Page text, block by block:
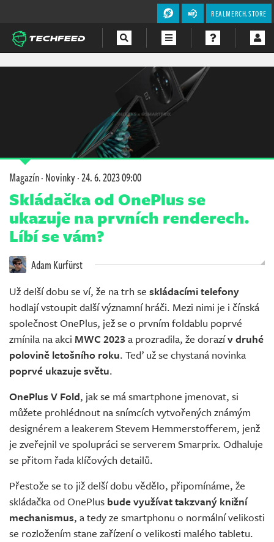
REALMERCH.STORE
Magazín·Novinky·24. 6. 2023 09:00
Skládačka od OnePlus se
ukazuje na prvních renderech.
Líbí se vám?
Adam Kurfürst
Už delší dobu se ví, že na trh se skládacími telefony
hodlají vstoupit další významní hráči. Mezi nimi je i čínská
společnost OnePlus, jež se o prvním foldablu poprvé
zmínila na akci MWC 2023a prozradila, že dorazív druhé
polovině letošního roku. Teď už se chystaná novinka
poprvé ukazuje světu.
OnePlus V Fold, jak se má smartphone jmenovat, si
můžete prohlédnout na snímcích vytvořených známým
designérem a leakerem Stevem Hemmerstofferem, jenž
je zveřejnil ve spolupráci se serverem Smarprix. Odhaluje
se přitom řada klíčových detailů.
Přestože se to již delší dobu vědělo, připomínáme, že
skládačka od OnePlus bude využívat takzvaný knižní
mechanismus, a tedy ze smartphonu o normální velikosti
se rozložením stane zařízení o velikosti malého tabletu.